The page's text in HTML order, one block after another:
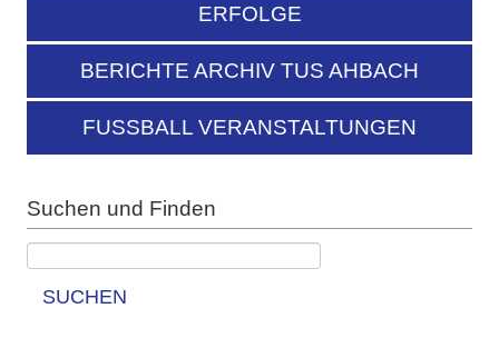
ERFOLGE
BERICHTE ARCHIV TUS AHBACH
FUSSBALL VERANSTALTUNGEN
Suchen und Finden
SUCHEN